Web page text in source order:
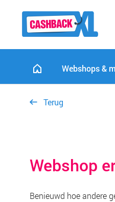
Webshops &
Terug
Webshop
Benieuwd hoe andere